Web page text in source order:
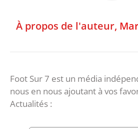
À propos de l'auteur,
Foot Sur 7 est un média
nous en nous ajoutant à vos
Actualités :